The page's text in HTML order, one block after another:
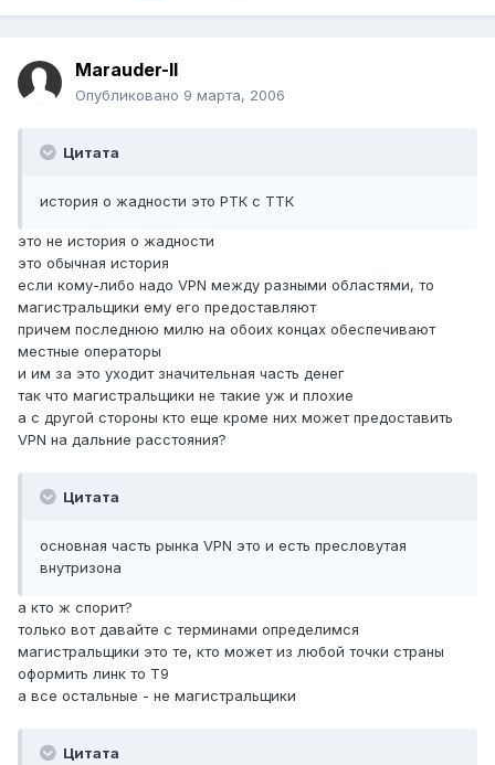
Marauder-II
Опубликовано 9 марта, 2006
Цитата
история о жадности это РТК с ТТК
это не история о жадности
это обычная история
если кому-либо надо VPN между разными областями, то
магистральщики ему его предоставляют
причем последнюю милю на обоих концах обеспечивают
местные операторы
и им за это уходит значительная часть денег
так что магистральщики не такие уж и плохие
а с другой стороны кто еще кроме них может предоставить
VPN на дальние расстояния?
Цитата
основная часть рынка VPN это и есть пресловутая
внутризона
а кто ж спорит?
только вот давайте с терминами определимся
магистральщики это те, кто может из любой точки страны
оформить линк то Т9
а все остальные - не магистральщики
Цитата